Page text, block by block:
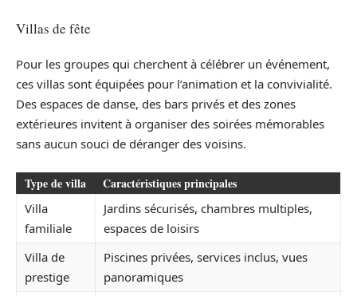
Villas de fête
Pour les groupes qui cherchent à célébrer un événement,
ces villas sont équipées pour l’animation et la convivialité.
Des espaces de danse, des bars privés et des zones
extérieures invitent à organiser des soirées mémorables
sans aucun souci de déranger des voisins.
Type de villa Caractéristiques principales
Villa
familiale
Jardins sécurisés, chambres multiples,
espaces de loisirs
Villa de
prestige
Piscines privées, services inclus, vues
panoramiques